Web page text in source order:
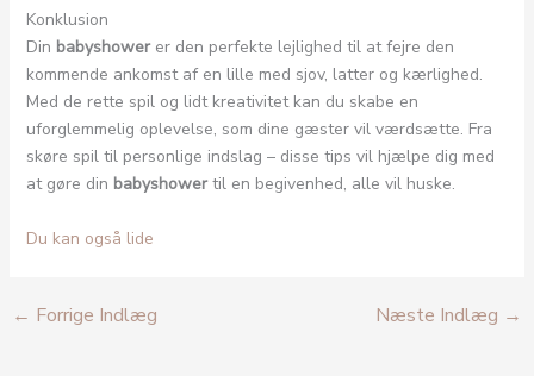
Konklusion
Din babyshowerer den perfekte lejlighed til at fejre den
kommende ankomst af en lille med sjov, latter og kærlighed.
Med de rette spil og lidt kreativitet kan du skabe en
uforglemmelig oplevelse, som dine gæster vil værdsætte. Fra
skøre spil til personlige indslag – disse tips vil hjælpe dig med
at gøre din babyshowertil en begivenhed, alle vil huske.
Du kan også lide
← Forrige Indlæg Næste Indlæg →